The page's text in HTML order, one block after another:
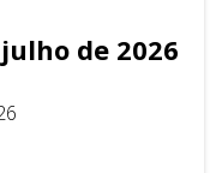
julho de 2026